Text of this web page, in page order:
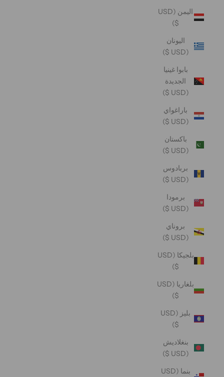
اليمن (USD
$)
اليونان
(USD $)
بابوا غينيا
الجديدة
(USD $)
باراغواي
(USD $)
باكستان
(USD $)
بربادوس
(USD $)
برمودا
(USD $)
بروناي
(USD $)
بلجيكا (USD
$)
بلغاريا (USD
$)
بليز (USD
$)
بنغلاديش
(USD $)
بنما (USD